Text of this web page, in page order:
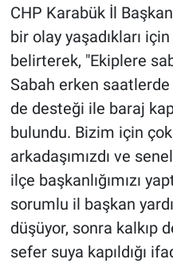
CHP Karabük İl
bir olay yaşadıkları
belirterek, "Ekiplere
Sabah erken
de desteği ile baraj
bulundu. Bizim için
arkadaşımızdı ve
ilçe başkanlığımızı
sorumlu il başkan
düşüyor, sonra kalkıp
sefer suya kapıldığı